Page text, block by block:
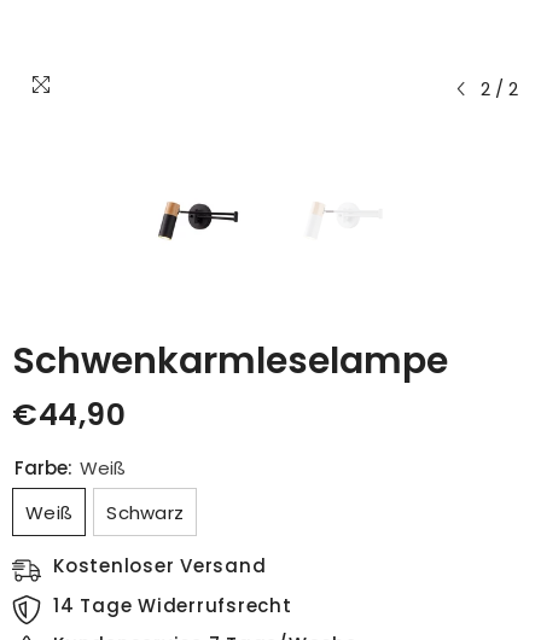
2 / 2
Schwenkarmleselampe
€44,90
Farbe: Weiß
Weiß
Schwarz
Kostenloser Versand
14 Tage Widerrufsrecht